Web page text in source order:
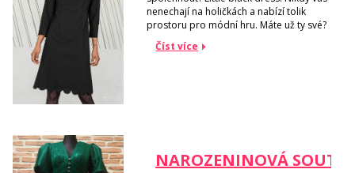
nenechají na holičkách a nabízí tolik
prostoru pro módní hru. Máte už ty své?
Číst více
NAROZENINOVÁ